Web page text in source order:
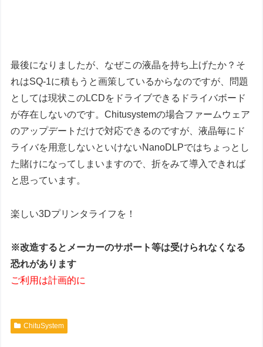
最後になりましたが、なぜこの液晶を持ち上げたか？そ
れはSQ-1に積もうと画策しているからなのですが、問題
としては現状このLCDをドライブできるドライバボード
が存在しないのです。Chitusystemの場合ファームウェア
のアップデートだけで対応できるのですが、液晶毎にド
ライバを用意しないといけないNanoDLPではちょっとし
た賭けになってしまいますので、折をみて導入できれば
と思っています。
楽しい3Dプリンタライフを！
※改造するとメーカーのサポート等は受けられなくなる
恐れがあります
ご利用は計画的に
ChituSystem